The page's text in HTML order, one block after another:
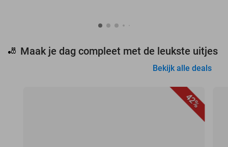
🎳 Maak je dag compleet met de leukste uitjes
Bekijk alle deals
42%